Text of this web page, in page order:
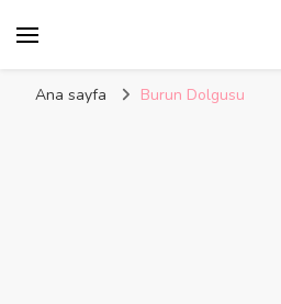
Ana sayfa Burun Dolgusu